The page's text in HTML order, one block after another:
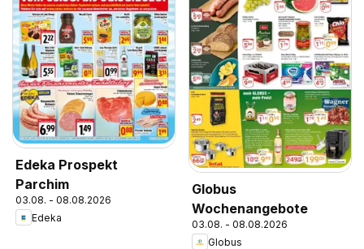
Edeka Prospekt
Parchim
03.08. - 08.08.2026
Edeka
Globus
Wochenangebote
03.08. - 08.08.2026
Globus